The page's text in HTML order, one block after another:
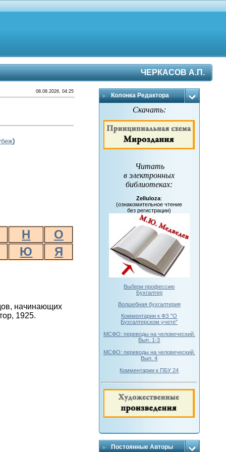
ЧЕРКАСОВ А.П.
08.08.2026, 04:25
)
Н
О
Ю Я
начинающих
1925.
Колонка Редактора
Скачать:
Читать
в электронных
библиотеках:
Zelluloza:
(ознакомительное чтение
без регистрации)
Выбери профессию
Бухгалтер
Волшебная бухгалтерия
Комментарии к ФЗ "О
Бухгалтерском учете"
МСФО: переводы на человеческий.
Вып. 1-3
МСФО: переводы на человеческий.
Вып. 4
Комментарии к ПБУ 24
Постоянные Авторы